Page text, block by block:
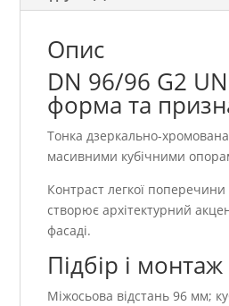
Опис
DN 96/96 G2
форма та
Тонка дзеркально-
масивними кубічними
Контраст легкої поперечини
створює архітектурний
фасаді.
Підбір і монтаж
Міжосьова відстань 96 мм;